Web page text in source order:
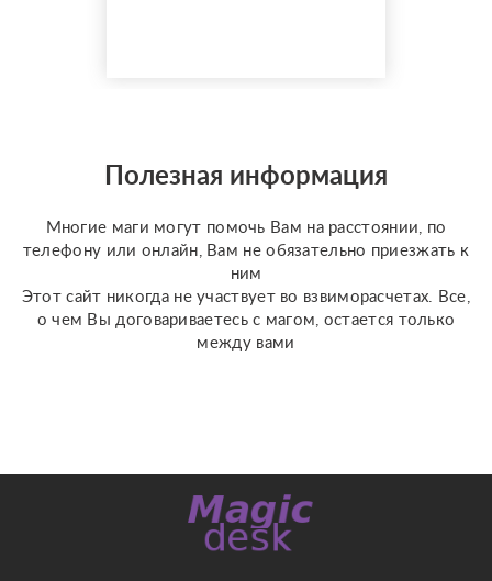
Полезная информация
Многие маги могут помочь Вам на расстоянии, по
телефону или онлайн, Вам не обязательно приезжать к
ним
Этот сайт никогда не участвует во взвиморасчетах. Все,
о чем Вы договариваетесь с магом, остается только
между вами